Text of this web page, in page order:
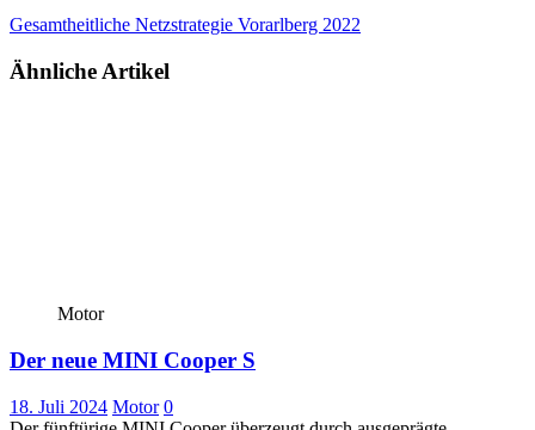
Gesamtheitliche Netzstrategie Vorarlberg 2022
Ähnliche Artikel
Motor
Der neue MINI Cooper S
18. Juli 2024 Motor 0